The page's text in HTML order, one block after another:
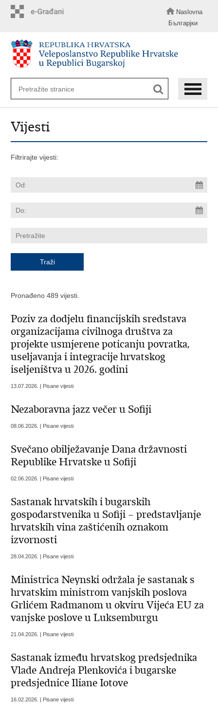
Naslovna
Българјки
Vijesti
Filtrirajte vijesti:
Pronađeno 489 vijesti.
Poziv za dodjelu financijskih sredstava
organizacijama civilnoga društva za
projekte usmjerene poticanju povratka,
useljavanja i integracije hrvatskog
iseljeništva u 2026. godini
13.07.2026. | Pisane vijesti
Nezaboravna jazz večer u Sofiji
08.06.2026. | Pisane vijesti
Svečano obilježavanje Dana državnosti
Republike Hrvatske u Sofiji
02.06.2026. | Pisane vijesti
Sastanak hrvatskih i bugarskih
gospodarstvenika u Sofiji – predstavljanje
hrvatskih vina zaštićenih oznakom
izvornosti
28.04.2026. | Pisane vijesti
Ministrica Neynski održala je sastanak s
hrvatskim ministrom vanjskih poslova
Grlićem Radmanom u okviru Vijeća EU za
vanjske poslove u Luksemburgu
21.04.2026. | Pisane vijesti
Sastanak između hrvatskog predsjednika
Vlade Andreja Plenkovića i bugarske
predsjednice Iliane Iotove
16.02.2026. | Pisane vijesti